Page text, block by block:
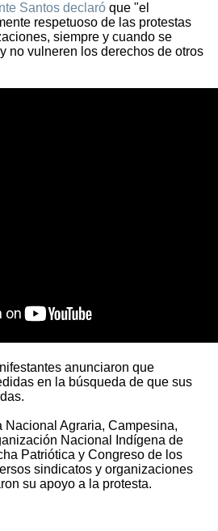
Santos declaró que "el
respetuoso de las protestas
siempre y cuando se
no vulneren los derechos de otros
anunciaron que
en la búsqueda de que sus
Nacional Agraria, Campesina,
Nacional Indígena de
Patriótica y Congreso de los
sindicatos y organizaciones
su apoyo a la protesta.